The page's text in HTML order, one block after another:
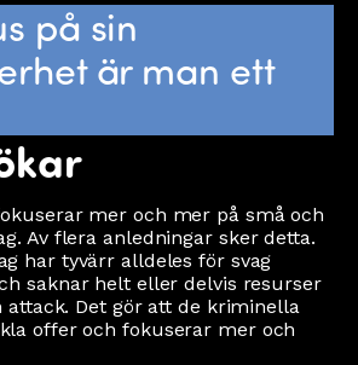
på sin
är man ett
mer och mer på små och
Av flera anledningar sker detta.
har tyvärr alldeles för svag
saknar helt eller delvis resurser
attack. Det gör att de kriminella
offer och fokuserar mer och